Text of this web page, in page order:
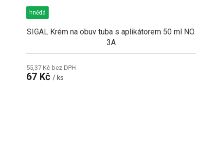
SIGAL Krém na obuv tuba s aplikátorem 50 ml NO.
3A
55,37 Kč bez DPH
67 Kč/ ks
hnědá